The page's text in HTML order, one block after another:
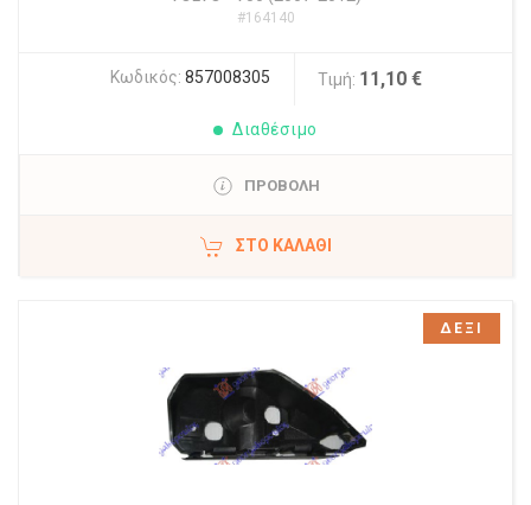
#164140
Κωδικός: 857008305 Τιμή: 11,10 €
Διαθέσιμο
ΠΡΟΒΟΛΗ
ΣΤΟ ΚΑΛΆΘΙ
ΔΕΞΙ